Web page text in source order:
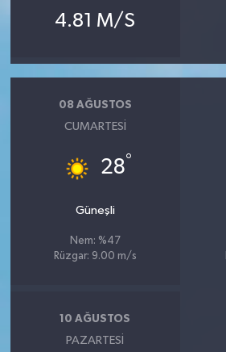
4.81 M/S
08 AĞUSTOS
CUMARTESI
28°
Güneşli
Nem: %47
Rüzgar: 9.00 m/s
10 AĞUSTOS
PAZARTESI